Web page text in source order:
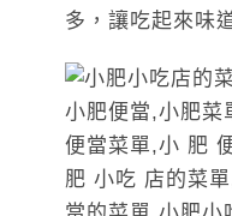
多，讓吃起來味